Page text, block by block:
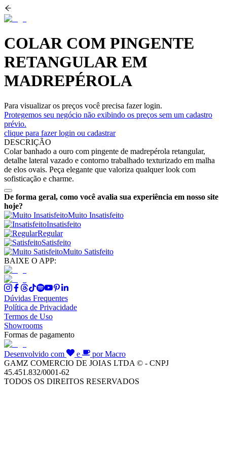
COLAR COM PINGENTE
RETANGULAR EM
MADREPÉROLA
Para visualizar os preços você precisa fazer login.
Protegemos seu negócio não exibindo os preços sem um cadastro
prévio.
clique para fazer login ou cadastrar
DESCRIÇÃO
Colar banhado a ouro com pingente de madrepérola retangular,
detalhe lateral vazado e contorno trabalhado texturizado em malha
de elos ovais. Peça elegante que valoriza qualquer look com
sofisticação e charme.
De forma geral, como você avalia sua experiência em nosso site
hoje?
Muito Insatisfeito
Insatisfeito
Regular
Satisfeito
Muito Satisfeito
BAIXE O APP:
Dúvidas Frequentes
Política de Privacidade
Termos de Uso
Showrooms
Formas de pagamento
Desenvolvido com e
por Macro
GAMZ COMERCIO DE JOIAS LTDA © - CNPJ
45.451.832/0001-62
TODOS OS DIREITOS RESERVADOS